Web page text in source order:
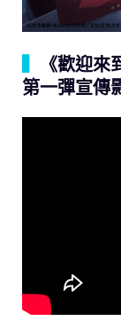
《歡迎
第一彈宣傳